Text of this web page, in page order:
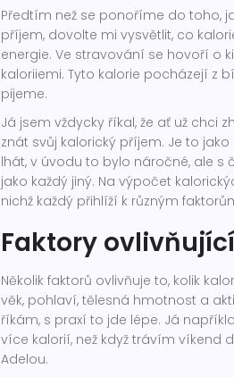
Předtím než se ponoříme do toho,
příjem, dovolte mi vysvětlit, co
energie. Ve stravování se hovoří o
kaloriiemi. Tyto kalorie pocházejí z
pijeme.
Já jsem vždycky říkal, že ať už chci
znát svůj kalorický příjem. Je to
lhát, v úvodu to bylo náročné, ale s
jako každý jiný. Na výpočet
nichž každý přihlíží k různým
Faktory
Několik faktorů ovlivňuje to, kolik
věk, pohlaví, tělesná hmotnost a
říkám, s praxí to jde lépe. Já
více kalorií, než když trávím víkend
Adelou.